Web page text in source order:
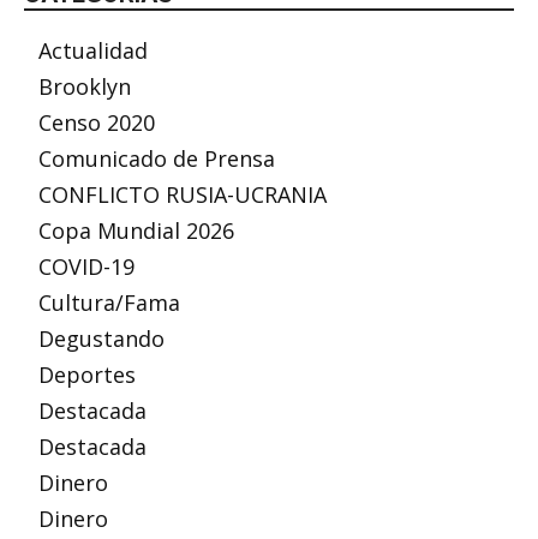
Actualidad
Brooklyn
Censo 2020
Comunicado de Prensa
CONFLICTO RUSIA-UCRANIA
Copa Mundial 2026
COVID-19
Cultura/Fama
Degustando
Deportes
Destacada
Destacada
Dinero
Dinero